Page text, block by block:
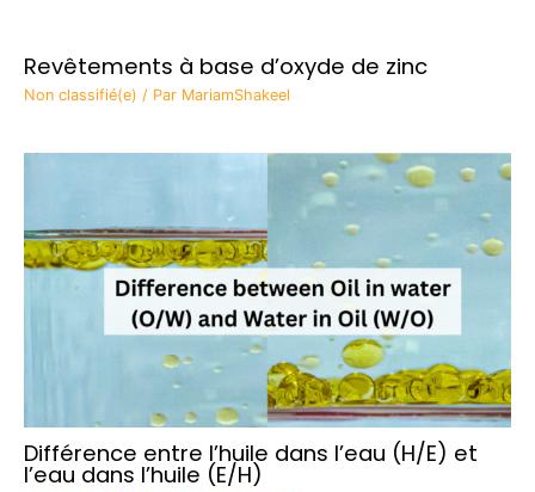
Revêtements à base d’oxyde de zinc
Non classifié(e) / Par MariamShakeel
Différence entre l’huile dans l’eau (H/E) et
l’eau dans l’huile (E/H)